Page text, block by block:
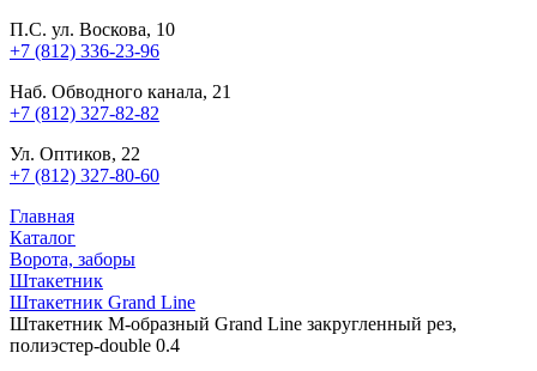
П.С. ул. Воскова, 10
+7 (812) 336-23-96
Наб. Обводного канала, 21
+7 (812) 327-82-82
Ул. Оптиков, 22
+7 (812) 327-80-60
Главная
Каталог
Ворота, заборы
Штакетник
Штакетник Grand Line
Штакетник М-образный Grand Line закругленный рез,
полиэстер-double 0.4